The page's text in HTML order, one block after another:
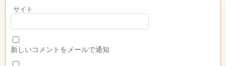
サイト
新しいコメントをメールで通知